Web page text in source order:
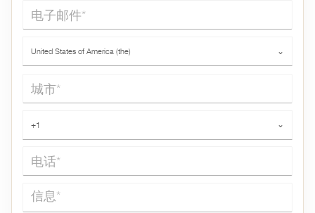
电子邮件*
United States of America (the) ⌄
城市*
+1 ⌄
信息*